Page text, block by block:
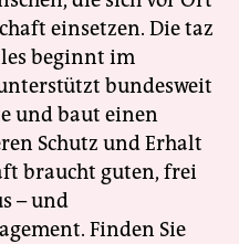
einsetzen. Die taz
beginnt im
bundesweit
und baut einen
Schutz und Erhalt
braucht guten, frei
– und
Finden Sie